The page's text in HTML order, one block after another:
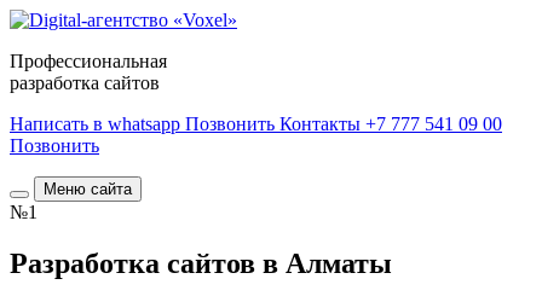
Профессиональная
разработка сайтов
Написать в whatsapp Позвонить Контакты +7 777 541 09 00
Позвонить
Меню сайта
№1
Разработка сайтов в Алматы